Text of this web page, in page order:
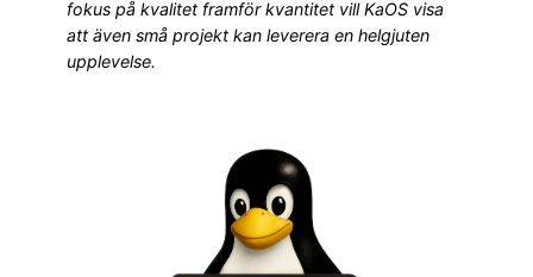
fokus på kvalitet framför kvantitet vill KaOS visa
att även små projekt kan leverera en helgjuten
upplevelse.